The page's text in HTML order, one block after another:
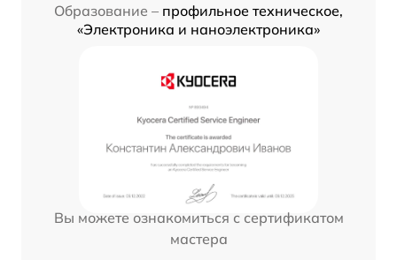
Образование – профильное техническое,
«Электроника и наноэлектроника»
Вы можете ознакомиться с сертификатом
мастера